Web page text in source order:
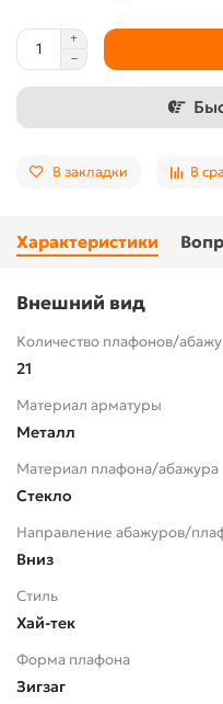
В закладки В
Характеристики
Внешний вид
Количество плафонов/
21
Материал арматуры
Металл
Материал плафона/абажура
Стекло
Направление абажуров/
Вниз
Стиль
Хай-тек
Форма плафона
Зигзаг